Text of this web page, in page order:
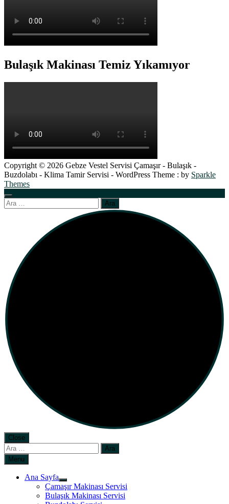
Bulaşık Makinası Temiz Yıkamıyor
Copyright © 2026 Gebze Vestel Servisi Çamaşır - Bulaşık -
Buzdolabı - Klima Tamir Servisi - WordPress Theme : by Sparkle
Themes
Arama:
Close
Arama:
Menu
Ana Sayfa
Çamaşır Makinası Servisi
Bulaşık Makinası Servisi